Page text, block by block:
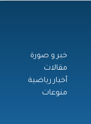
خبر و صورة
مقالات
أخبار رياضية
منوعات